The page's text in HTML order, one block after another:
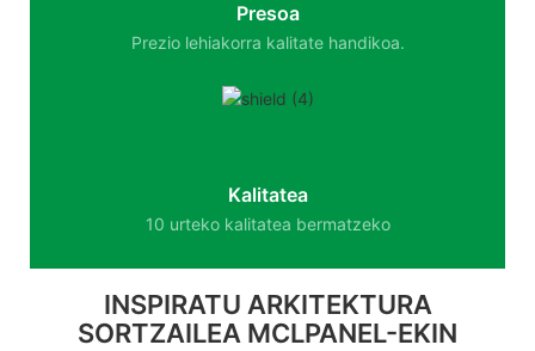
Presoa
Prezio lehiakorra kalitate handikoa.
Kalitatea
10 urteko kalitatea bermatzeko
INSPIRATU ARKITEKTURA
SORTZAILEA MCLPANEL-EKIN